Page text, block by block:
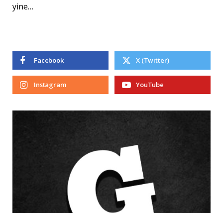
yine…
Facebook X (Twitter)
Instagram YouTube